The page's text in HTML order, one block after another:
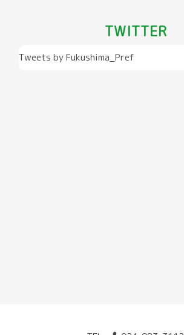
TWITTER
Tweets by Fukushima_Pref